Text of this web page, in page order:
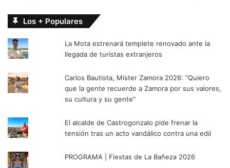
Los + Populares
La Mota estrenará templete renovado ante la
llegada de turistas extranjeros
Carlos Bautista, Míster Zamora 2026: "Quiero
que la gente recuerde a Zamora por sus valores,
su cultura y su gente"
El alcalde de Castrogonzalo pide frenar la
tensión tras un acto vandálico contra una edil
PROGRAMA | Fiestas de La Bañeza 2026